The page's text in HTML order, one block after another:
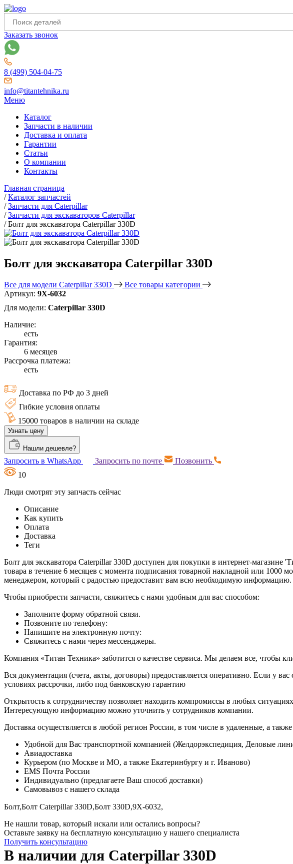
Заказать звонок
8 (499) 504-04-75
info@titantehnika.ru
Меню
Каталог
Запчасти в наличии
Доставка и оплата
Гарантии
Статьи
О компании
Контакты
Главная страница
/Каталог запчастей
/Запчасти для Caterpillar
/Запчасти для экскаваторов Caterpillar
/Болт для экскаватора Caterpillar 330D
Болт для экскаватора Caterpillar 330D
Все для модели Caterpillar 330D
Все товары категории
Артикул: 9X-6032
Для модели: Caterpillar 330D
Наличие:
есть
Гарантия:
6 месяцев
Рассрочка платежа:
есть
Доставка по РФ до 3 дней
Гибкие условия оплаты
15000 товаров в наличии на складе
Узнать цену
Нашли дешевле?
Запросить в WhatsApp Запросить по почте
Позвонить
10
Люди смотрят эту запчасть сейчас
Описание
Как купить
Оплата
Доставка
Теги
Болт для экскаватора Caterpillar 330D доступен для покупки в интернет-
товара в течение 6 месяцев с момента подписания товарной накладной или 1000
менеджером, который с радостью предоставит вам всю необходимую информацию.
Чтобы приобрести запчасти, свяжитесь с нами удобным для вас способом:
Заполните форму обратной связи.
Позвоните по телефону:
Напишите на электронную почту:
Свяжитесь с нами через мессенджеры.
Компания «Титан Техника» заботится о качестве сервиса. Мы делаем все, чтобы
Вся документация (счета, акты, договоры) предоставляется оперативно. Если у
условиях рассрочки, либо под банковскую гарантию
Открытость к сотрудничеству позволяет находить компромиссы в любых
Интересующую информацию можно уточнить у сотрудников компании.
Доставка осуществляется в любой регион России, в том числе в удаленные, а
Удобной для Вас транспортной компанией (Желдорэкспедиция, Деловые
Авиадоставка
Курьером (по Москве и МО, а также Екатеринбургу и г. Иваново)
EMS Почта России
Индивидуально (предлагаете Ваш способ доставки)
Самовывоз с нашего склада
Болт,Болт Caterpillar 330D,Болт 330D,9X-6032,
Не нашли товар, который искали или остались вопросы?
Оставьте заявку на бесплатную консультацию у нашего специалиста
Получить консультацию
В наличии для Caterpillar 330D